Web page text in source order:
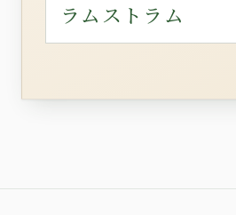
ラムストラム